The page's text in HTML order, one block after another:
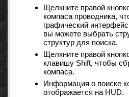
Щелкните правой
компаса проводника,
графический
вы можете выбрать
структур для поиска.
Щелкните правой
клавишу Shift, чтобы
компаса.
Информация о поиске
отображается на HUD.